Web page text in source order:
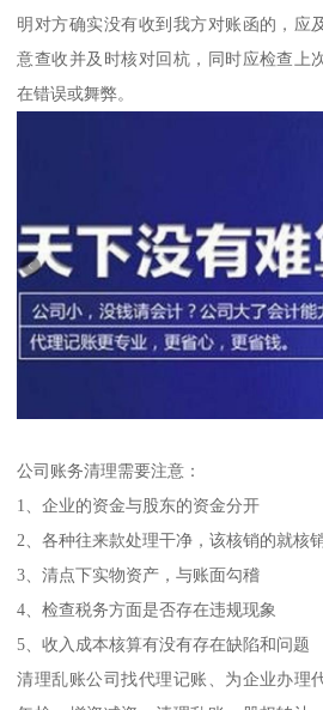
明对方确实没有收到我方对账函的，应
意查收并及时核对回杭，同时应检查上
在错误或舞弊。
公司账务清理需要注意：
1、企业的资金与股东的资金分开
2、各种往来款处理干净，该核销的就核销
3、清点下实物资产，与账面勾稽
4、检查税务方面是否存在违规现象
5、收入成本核算有没有存在缺陷和问题
清理乱账公司找代理记账、为企业办理